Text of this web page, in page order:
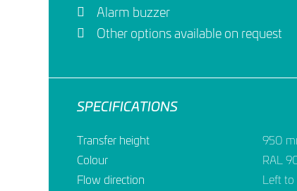
Alarm buzzer
Other options available on request
SPECIFICATIONS
Transfer height
950
Colour
RAL
Flow direction
Left